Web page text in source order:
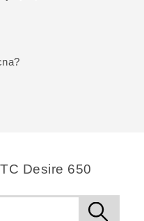
Desire 650